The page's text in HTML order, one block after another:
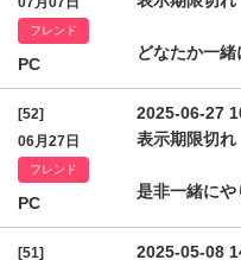
フレンド
PC
どなたか一
[52]
06月27日
フレンド
PC
2025-06-27
表示期限切れ
是非一緒にや
[51]
2025-05-08